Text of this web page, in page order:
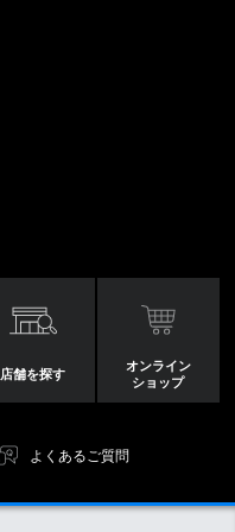
店舗を探す
オンライン
ショップ
よくあるご質問